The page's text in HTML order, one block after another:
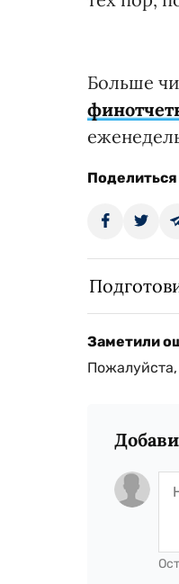
Больше
Поделиться
Заметили